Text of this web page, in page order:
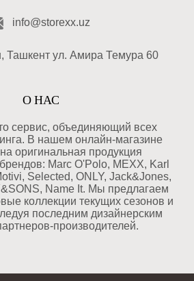
info@storexx.uz
Ташкент ул. Амира Темура 60
О НАС
сервис, объединяющий всех
В нашем онлайн-магазине
оригинальная продукция
Marc O'Polo, MEXX, Karl
Selected, ONLY, Jack&Jones,
Name It. Мы предлагаем
коллекции текущих сезонов и
последним дизайнерским
производителей.